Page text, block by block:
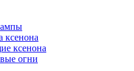
ксенона
ксенона
огни